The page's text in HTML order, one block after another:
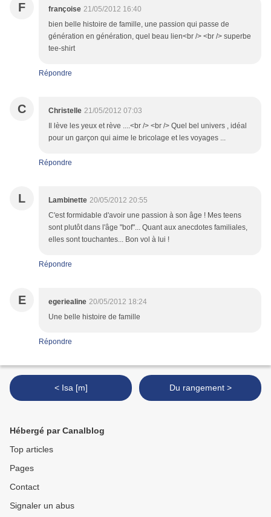
F françoise 21/05/2012 16:40
bien belle histoire de famille, une passion qui passe de
génération en génération, quel beau lien<br /> <br /> superbe
tee-shirt
Répondre
C Christelle 21/05/2012 07:03
Il lève les yeux et rève ....<br /> <br /> Quel bel univers , idéal
pour un garçon qui aime le bricolage et les voyages ...
Répondre
L Lambinette 20/05/2012 20:55
C'est formidable d'avoir une passion à son âge ! Mes teens
sont plutôt dans l'âge "bof"... Quant aux anecdotes familiales,
elles sont touchantes... Bon vol à lui !
Répondre
E egeriealine 20/05/2012 18:24
Une belle histoire de famille
Répondre
< Isa [m] Du rangement >
Hébergé par Canalblog
Top articles
Pages
Contact
Signaler un abus